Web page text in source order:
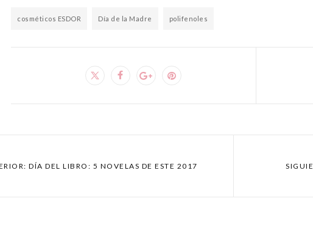
cosméticos ESDOR Día de la Madre polifenoles
DÍA DEL LIBRO: 5 NOVELAS DE ESTE 2017